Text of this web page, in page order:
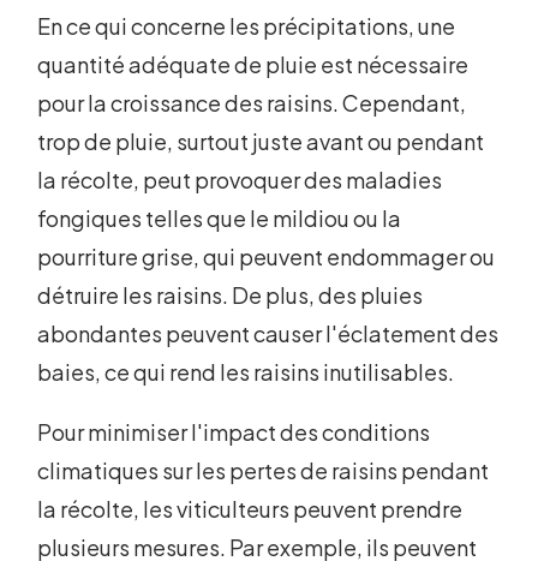
En ce qui concerne les précipitations, une
quantité adéquate de pluie est nécessaire
pour la croissance des raisins. Cependant,
trop de pluie, surtout juste avant ou pendant
la récolte, peut provoquer des maladies
fongiques telles que le mildiou ou la
pourriture grise, qui peuvent endommager ou
détruire les raisins. De plus, des pluies
abondantes peuvent causer l'éclatement des
baies, ce qui rend les raisins inutilisables.
Pour minimiser l'impact des conditions
climatiques sur les pertes de raisins pendant
la récolte, les viticulteurs peuvent prendre
plusieurs mesures. Par exemple, ils peuvent